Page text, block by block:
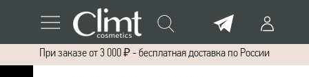
При заказе от 3 000 ₽ - бесплатная доставка по России